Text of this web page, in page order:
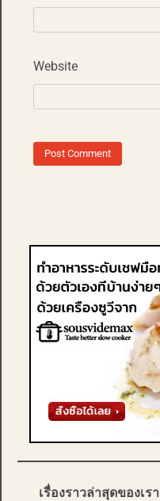
Website
เรื่องราวล่าสุดของเรา